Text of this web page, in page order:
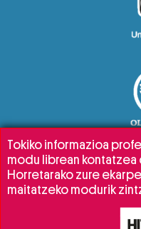
Tokiko informazioa
modu librean kontatzea
Horretarako zure
maitatzeko modurik